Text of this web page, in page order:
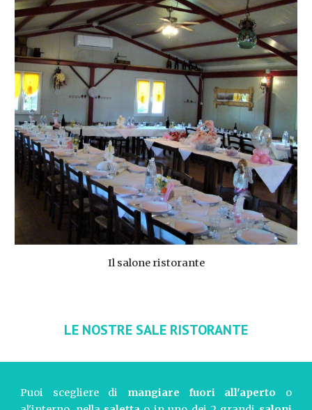
Il salone ristorante
LE NOSTRE SALE RISTORANTE
Puoi scegliere di mangiare fuori all'aperto o